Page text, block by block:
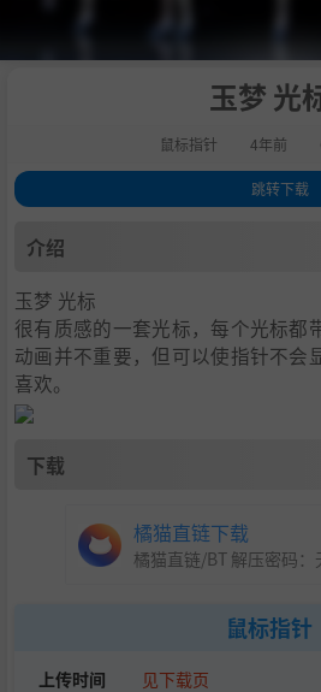
玉梦 光
鼠标指针 4年前
跳转下载
2 .下载
介绍
玉梦 光标
很有质感的一套光标，每个光标都
动画并不重要，但可以使指针不会
喜欢。
下载
橘猫直链下载
橘猫直链/BT 解压密码：
鼠标指针
上传时间
见下载页